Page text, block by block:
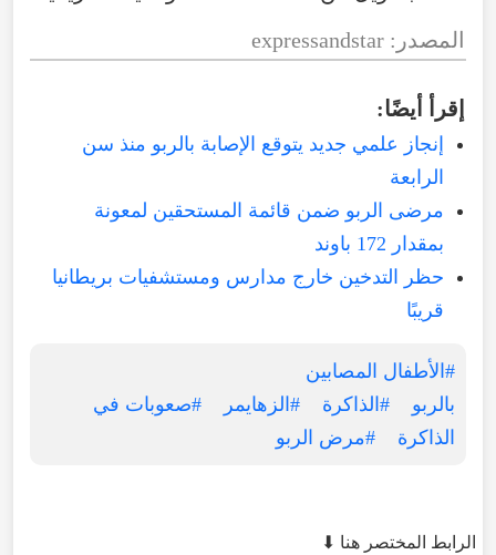
المصدر: expressandstar
إقرأ أيضًا:
إنجاز علمي جديد يتوقع الإصابة بالربو منذ سن
الرابعة
مرضى الربو ضمن قائمة المستحقين لمعونة
بمقدار 172 باوند
حظر التدخين خارج مدارس ومستشفيات بريطانيا
قريبًا
#الأطفال المصابين
بالربو
#الذاكرة #الزهايمر
#صعوبات في
الذاكرة
#مرض الربو
الرابط المختصر هنا ⬇